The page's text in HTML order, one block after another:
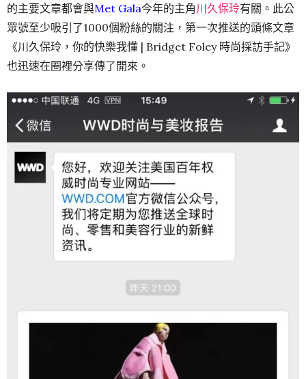
的主要文章都會與Met Gala今年的主角川久保玲有關。此公
眾號至少吸引了1000個粉絲的關注，第一次推送的頭條文章
《川久保玲，你的快樂我懂 | Bridget Foley 時尚採訪手記》
也迅速在圈裡分享傳了開來。